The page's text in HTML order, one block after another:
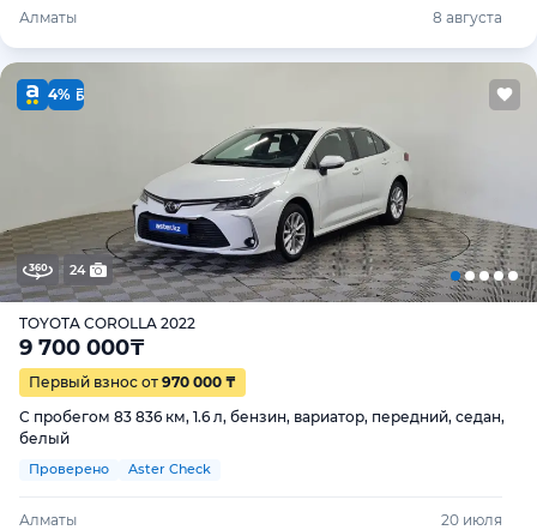
Алматы 8 августа
4%
24
TOYOTA COROLLA 2022
9 700 000₸
Первый взнос от 970 000 ₸
С пробегом 83 836 км, 1.6 л, бензин, вариатор, передний, седан,
белый
Проверено Aster Check
Алматы 20 июля